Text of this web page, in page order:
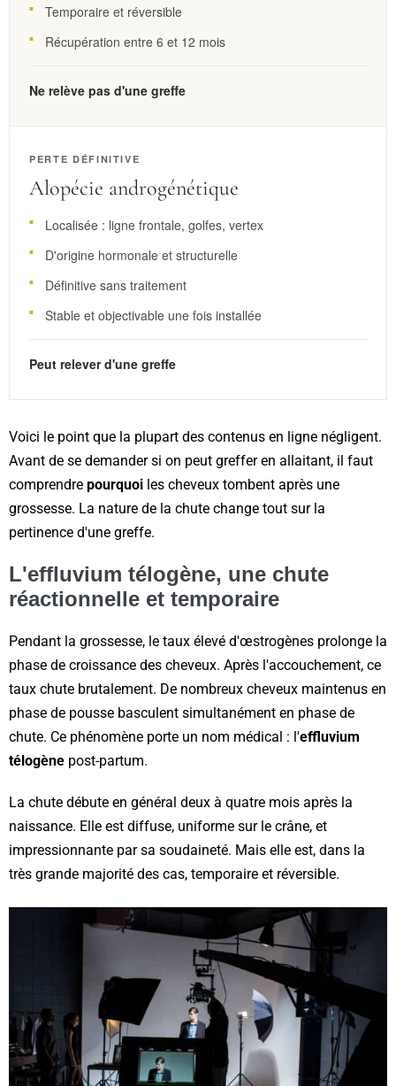
Temporaire et réversible
Récupération entre 6 et 12 mois
Ne relève pas d'une greffe
PERTE DÉFINITIVE
Alopécie androgénétique
Localisée : ligne frontale, golfes, vertex
D'origine hormonale et structurelle
Définitive sans traitement
Stable et objectivable une fois installée
Peut relever d'une greffe
Voici le point que la plupart des contenus en ligne négligent.
Avant de se demander si on peut greffer en allaitant, il faut
comprendre pourquoi les cheveux tombent après une
grossesse. La nature de la chute change tout sur la
pertinence d'une greffe.
L'effluvium télogène, une chute
réactionnelle et temporaire
Pendant la grossesse, le taux élevé d'œstrogènes prolonge la
phase de croissance des cheveux. Après l'accouchement, ce
taux chute brutalement. De nombreux cheveux maintenus en
phase de pousse basculent simultanément en phase de
chute. Ce phénomène porte un nom médical : l'effluvium
télogène post-partum.
La chute débute en général deux à quatre mois après la
naissance. Elle est diffuse, uniforme sur le crâne, et
impressionnante par sa soudaineté. Mais elle est, dans la
très grande majorité des cas, temporaire et réversible.